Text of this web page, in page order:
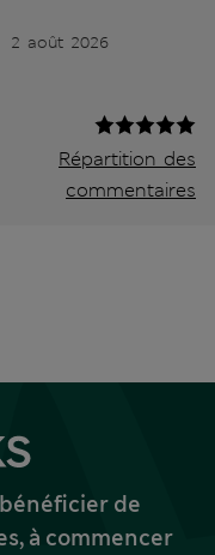
2 août 2026
Répartition des
commentaires
de
à commencer